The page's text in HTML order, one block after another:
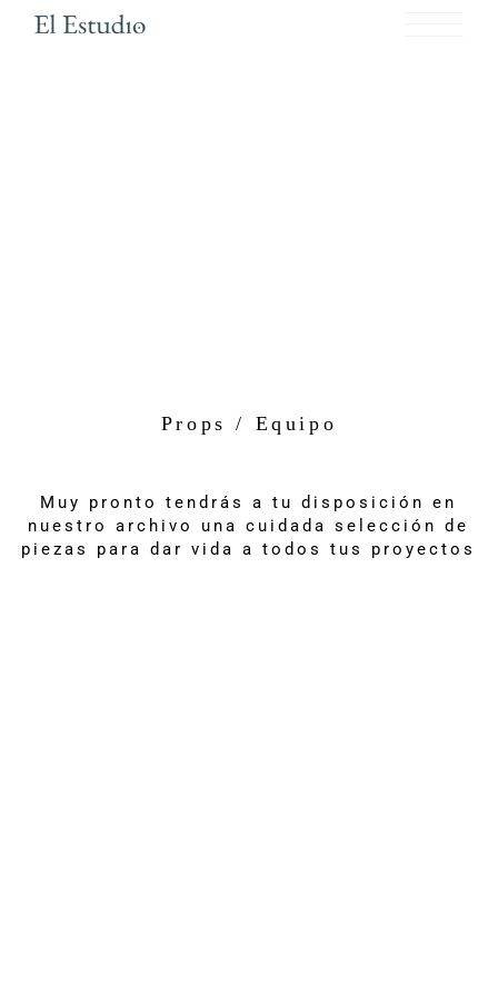
Props / Equipo
Muy pronto tendrás a tu disposición en
nuestro archivo una cuidada selección de
piezas para dar vida a todos tus proyectos